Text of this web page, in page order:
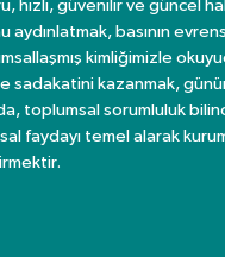
hızlı, güvenilir ve güncel
aydınlatmak, basının
kimliğimizle
sadakatini kazanmak,
toplumsal sorumluluk
faydayı temel alarak